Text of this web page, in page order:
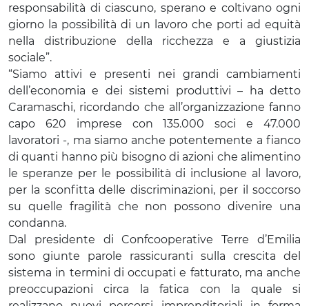
responsabilità di ciascuno, sperano e coltivano ogni
giorno la possibilità di un lavoro che porti ad equità
nella distribuzione della ricchezza e a giustizia
sociale”.
“Siamo attivi e presenti nei grandi cambiamenti
dell’economia e dei sistemi produttivi – ha detto
Caramaschi, ricordando che all’organizzazione fanno
capo 620 imprese con 135.000 soci e 47.000
lavoratori -, ma siamo anche potentemente a fianco
di quanti hanno più bisogno di azioni che alimentino
le speranze per le possibilità di inclusione al lavoro,
per la sconfitta delle discriminazioni, per il soccorso
su quelle fragilità che non possono divenire una
condanna.
Dal presidente di Confcooperative Terre d’Emilia
sono giunte parole rassicuranti sulla crescita del
sistema in termini di occupati e fatturato, ma anche
preoccupazioni circa la fatica con la quale si